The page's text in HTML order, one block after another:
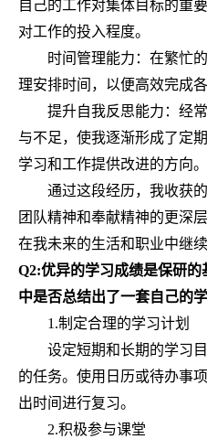
自己的工作对集体目标的重
对工作的投入程度。
时间管理能力：在繁忙
理安排时间，以便高效完成各
提升自我反思能力：经
与不足，使我逐渐形成了定
学习和工作提供改进的方向。
通过这段经历，我收获
团队精神和奉献精神的更深
在我未来的生活和职业中继
Q2:优异的学习成绩是保研的
中是否总结出了一套自己的
1.制定合理的学习计划
设定短期和长期的学习
的任务。使用日历或待办事
出时间进行复习。
2.积极参与课堂